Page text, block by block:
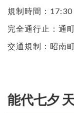
規制時間：
完全通行止：通
交通規制：昭南
能代七夕